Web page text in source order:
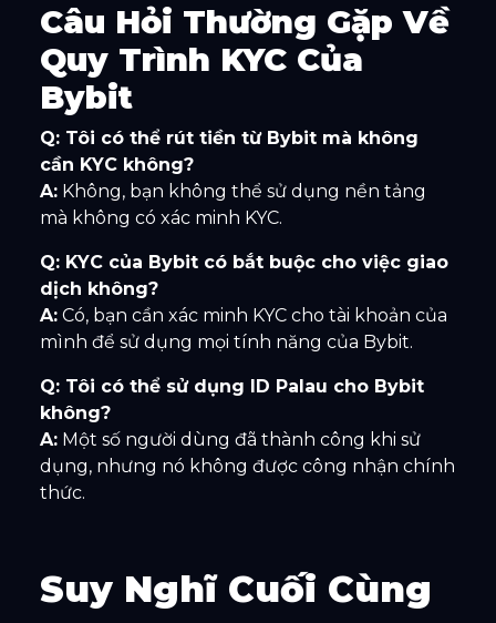
Câu Hỏi Thường Gặp Về
Quy Trình KYC Của
Bybit
Q: Tôi có thể rút tiền từ Bybit mà không
cần KYC không?
A: Không, bạn không thể sử dụng nền tảng
mà không có xác minh KYC.
Q: KYC của Bybit có bắt buộc cho việc giao
dịch không?
A: Có, bạn cần xác minh KYC cho tài khoản của
mình để sử dụng mọi tính năng của Bybit.
Q: Tôi có thể sử dụng ID Palau cho Bybit
không?
A: Một số người dùng đã thành công khi sử
dụng, nhưng nó không được công nhận chính
thức.
Suy Nghĩ Cuối Cùng